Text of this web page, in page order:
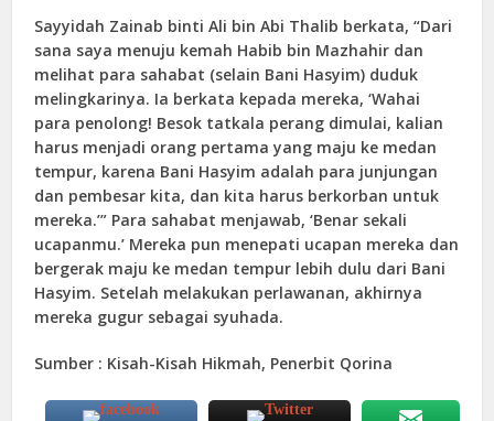
Sayyidah Zainab binti Ali bin Abi Thalib berkata, “Dari
sana saya menuju kemah Habib bin Mazhahir dan
melihat para sahabat (selain Bani Hasyim) duduk
melingkarinya. Ia berkata kepada mereka, ‘Wahai
para penolong! Besok tatkala perang dimulai, kalian
harus menjadi orang pertama yang maju ke medan
tempur, karena Bani Hasyim adalah para junjungan
dan pembesar kita, dan kita harus berkorban untuk
mereka.’” Para sahabat menjawab, ‘Benar sekali
ucapanmu.’ Mereka pun menepati ucapan mereka dan
bergerak maju ke medan tempur lebih dulu dari Bani
Hasyim. Setelah melakukan perlawanan, akhirnya
mereka gugur sebagai syuhada.
Sumber : Kisah-Kisah Hikmah, Penerbit Qorina